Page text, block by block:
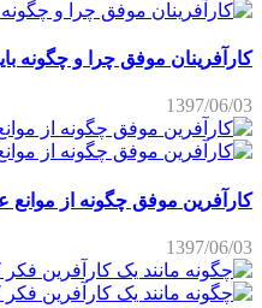
کارآفرینان موفق چرا و چگونه
1397/06/03
کارآفرین موفق چگونه از موانع
1397/06/03